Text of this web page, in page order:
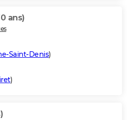
ans)
Saint-Denis)
)